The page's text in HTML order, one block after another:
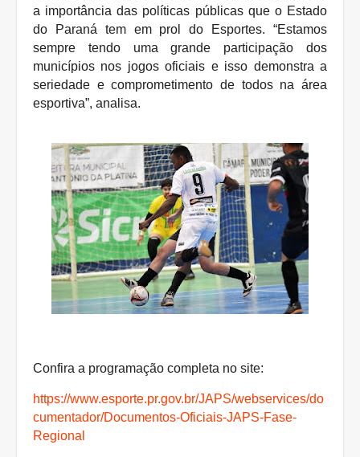
a importância das políticas públicas que o Estado
do Paraná tem em prol do Esportes. “Estamos
sempre tendo uma grande participação dos
municípios nos jogos oficiais e isso demonstra a
seriedade e comprometimento de todos na área
esportiva”, analisa.
Confira a programação completa no site:
https://www.esporte.pr.gov.br/JAPS/webservices/do
cumentador/Documentos-Oficiais-JAPS-Fase-
Regional